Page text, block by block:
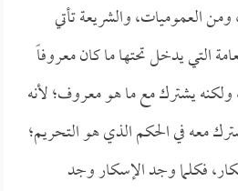
ومن العموميات، والشريعة تأتي
التي يدخل تحتها ما كان معروفاً
يشترك مع ما هو معروف؛ لأنه
معه في الحكم الذي هو التحريم؛
فكلما وجد الإسكار وجد